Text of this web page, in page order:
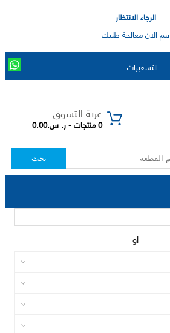
الرجاء الانتظار
يتم الان معالجة طلبك
التسعيرات
عربة التسوق
0 منتجات - ر. س.0.00
بحث
او